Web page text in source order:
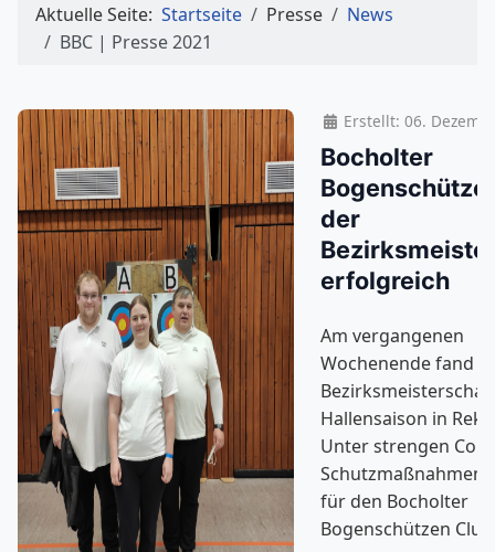
Aktuelle Seite: Startseite Presse
News
BBC | Presse 2021
Bocholter
der
erfolgreich
Erstellt: 06.
Am vergangenen
Wochenende fand
Hallensaison in
Unter strengen
Schutzmaßnahmen
für den Bocholter
Bogenschützen Club